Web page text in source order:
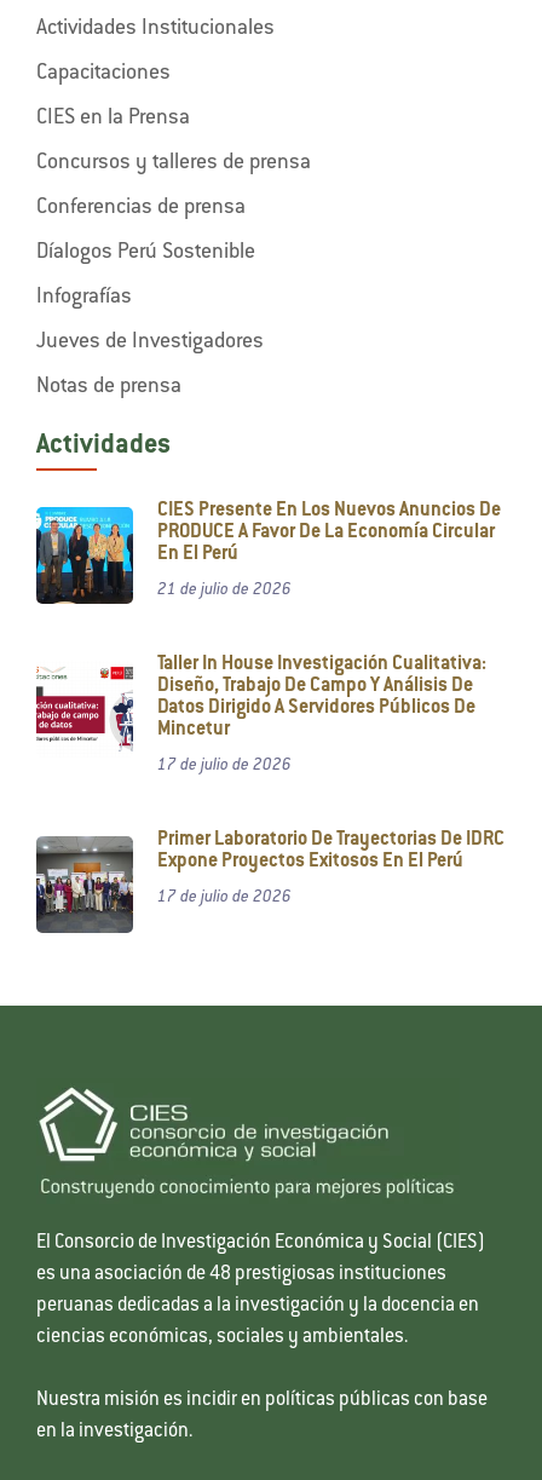
Actividades Institucionales
Capacitaciones
CIES en la Prensa
Concursos y talleres de prensa
Conferencias de prensa
Díalogos Perú Sostenible
Infografías
Jueves de Investigadores
Notas de prensa
Actividades
CIES Presente En Los Nuevos Anuncios De
PRODUCE A Favor De La Economía Circular
En El Perú
21 de julio de 2026
Taller In House Investigación Cualitativa:
Diseño, Trabajo De Campo Y Análisis De
Datos Dirigido A Servidores Públicos De
Mincetur
17 de julio de 2026
Primer Laboratorio De Trayectorias De IDRC
Expone Proyectos Exitosos En El Perú
17 de julio de 2026
El Consorcio de Investigación Económica y Social (CIES)
es una asociación de 48 prestigiosas instituciones
peruanas dedicadas a la investigación y la docencia en
ciencias económicas, sociales y ambientales.
Nuestra misión es incidir en políticas públicas con base
en la investigación.